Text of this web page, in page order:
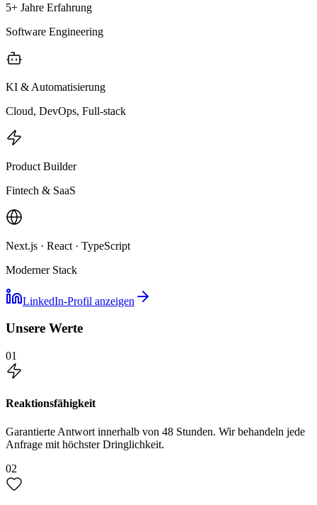
5+ Jahre Erfahrung
Software Engineering
KI & Automatisierung
Cloud, DevOps, Full-stack
Product Builder
Fintech & SaaS
Next.js · React · TypeScript
Moderner Stack
LinkedIn-Profil anzeigen
Unsere Werte
01
Reaktionsfähigkeit
Garantierte Antwort innerhalb von 48 Stunden. Wir behandeln jede
Anfrage mit höchster Dringlichkeit.
02